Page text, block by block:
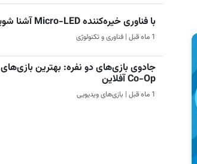
با فناوری خیره‌کننده Micro-LED آشنا شوید
1 ماه قبل | فناوری و تکنولوژی
جادوی بازی‌های دو نفره: بهترین بازی‌های
Co-Op آفلاین
1 ماه قبل | بازی‌های ویدیویی